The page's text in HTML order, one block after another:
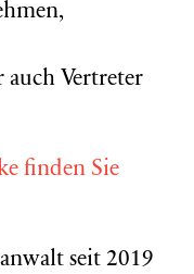
Vertreter
finden Sie
seit 2019